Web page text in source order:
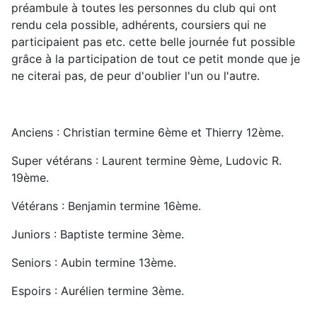
préambule à toutes les personnes du club qui ont
rendu cela possible, adhérents, coursiers qui ne
participaient pas etc. cette belle journée fut possible
grâce à la participation de tout ce petit monde que je
ne citerai pas, de peur d'oublier l'un ou l'autre.
Anciens : Christian termine 6ème et Thierry 12ème.
Super vétérans : Laurent termine 9ème, Ludovic R.
19ème.
Vétérans : Benjamin termine 16ème.
Juniors : Baptiste termine 3ème.
Seniors : Aubin termine 13ème.
Espoirs : Aurélien termine 3ème.